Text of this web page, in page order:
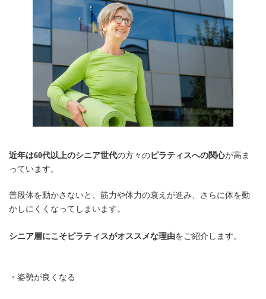
近年は60代以上のシニア世代の方々のピラティスへの関心が高ま
っています。
普段体を動かさないと、筋力や体力の衰えが進み、さらに体を動
かしにくくなってしまいます。
シニア層にこそピラティスがオススメな理由をご紹介します。
・姿勢が良くなる